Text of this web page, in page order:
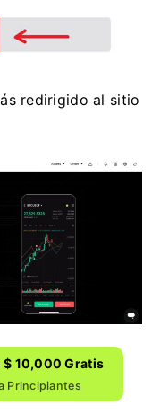
redirigido al sitio
$ 10,000 Gratis
Principiantes